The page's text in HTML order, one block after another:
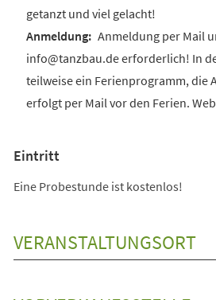
getanzt und viel gelacht!
Anmeldung per Mail
info@tanzbau.de erforderlich! In
teilweise ein Ferienprogramm, die
erfolgt per Mail vor den Ferien.
Eintritt
Eine Probestunde ist kostenlos!
VERANSTALTUNGSORT